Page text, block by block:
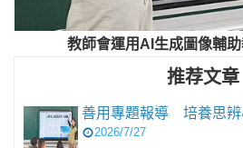
教師會運用AI生成圖像輔
推荐文章
善用專題報導 培養思辨
2026/7/27